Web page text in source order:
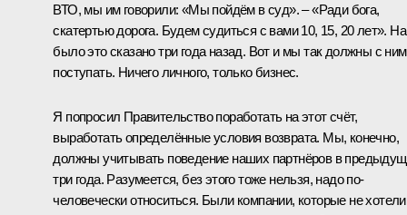
ВТО, мы им говорили: «Мы пойдём в суд». – «Ради бога,
скатертью дорога. Будем судиться с вами 10, 15, 20 лет».
было это сказано три года назад. Вот и мы так должны с
поступать. Ничего личного, только бизнес.
Я попросил Правительство поработать на этот счёт,
выработать определённые условия возврата. Мы, конечно,
должны учитывать поведение наших партнёров в
три года. Разумеется, без этого тоже нельзя, надо по-
человечески относиться. Были компании, которые не